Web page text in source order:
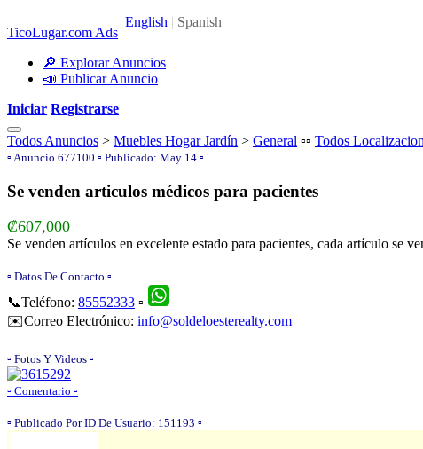
TicoLugar.com Ads
🔎 Explorar Anuncios
📣 Publicar Anuncio
Iniciar Registrarse
Todos Anuncios > Muebles Hogar Jardín > General ▫️▫️ Todos
▫️ Anuncio 677100 ▫️ Publicado: May 14 ▫️
Se venden articulos médicos para pacientes
₡607,000
Se venden artículos en excelente estado para pacientes, cada artículo se
▫️ Datos De Contacto ▫️
📞Teléfono: 85552333 ▫️
✉️Correo Electrónico: info@soldeloesterealty.com
▫️ Fotos Y Videos ▫️
▫ ️Comentario ▫️
▫️ Publicado Por ID De Usuario: 151193 ▫️